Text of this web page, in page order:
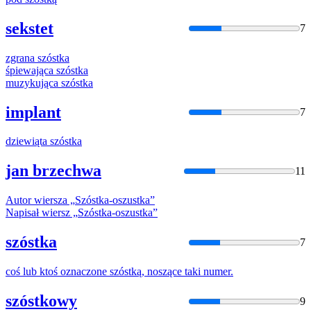
sekstet 7
zgrana szóstka
śpiewająca szóstka
muzykująca szóstka
implant 7
dziewiąta szóstka
jan brzechwa 11
Autor wiersza „Szóstka-oszustka”
Napisał wiersz „Szóstka-oszustka”
szóstka 7
coś lub ktoś oznaczone szóstką, noszące taki numer.
szóstkowy 9